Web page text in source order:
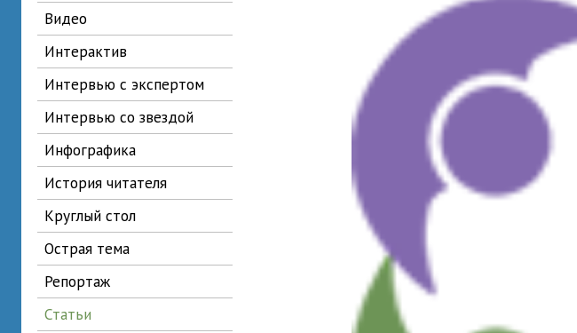
видео
интерактив
интервью с экспертом
интервью со звездой
инфографика
история читателя
круглый стол
острая тема
репортаж
статьи